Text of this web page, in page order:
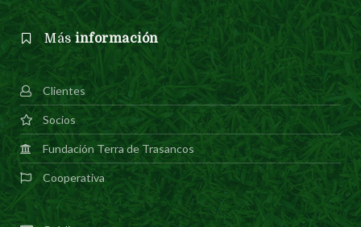
Másinformación
Clientes
Socios
Fundación Terra de Trasancos
Cooperativa